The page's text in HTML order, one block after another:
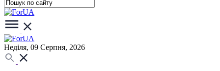
Неділя, 09 Серпня, 2026